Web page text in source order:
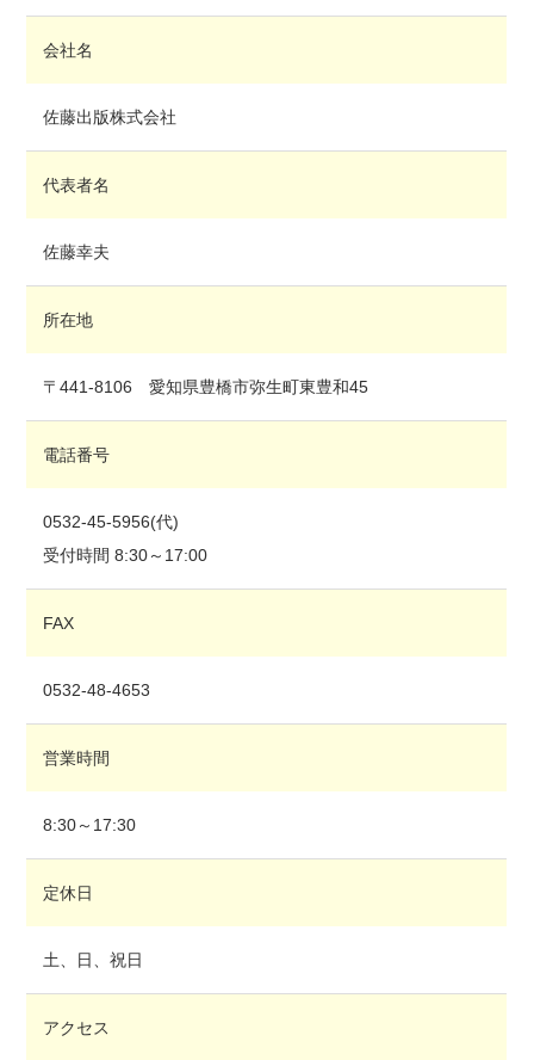
会社名
佐藤出版株式会社
代表者名
佐藤幸夫
所在地
〒441-8106 愛知県豊橋市弥生町東豊和45
電話番号
0532-45-5956(代)
受付時間 8:30～17:00
FAX
0532-48-4653
営業時間
8:30～17:30
定休日
土、日、祝日
アクセス